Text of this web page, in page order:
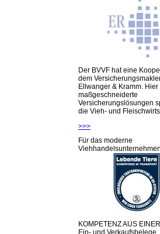
Der BVVF hat eine
dem
Ellwanger & Kramm.
maßgeschneiderte
Versicherungslösungen
die Vieh- und
>>>
Für das moderne
KOMPETENZ AUS
Ein- und Verkaufsbelege,